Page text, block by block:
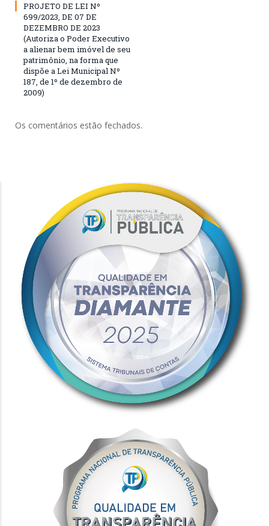
PROJETO DE LEI Nº
699/2023, DE 07 DE
DEZEMBRO DE 2023
(Autoriza o Poder Executivo
a alienar bem imóvel de seu
patrimônio, na forma que
dispõe a Lei Municipal Nº
187, de 1º de dezembro de
2009)
Os comentários estão fechados.